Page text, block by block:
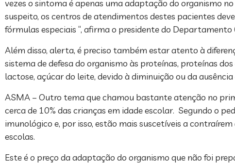
vezes o sintoma é apenas uma adaptação do organismo
suspeito, os centros de atendimentos destes pacientes
fórmulas especiais “, afirma o presidente do
Além disso, alerta, é preciso também estar atento à
sistema de defesa do organismo às proteínas, proteínas
lactose, açúcar do leite, devido à diminuição ou da
ASMA – Outro tema que chamou bastante atenção no
cerca de 10% das crianças em idade escolar. Segundo o
imunológico e, por isso, estão mais suscetíveis a
escolas.
Este é o preço da adaptação do organismo que não foi